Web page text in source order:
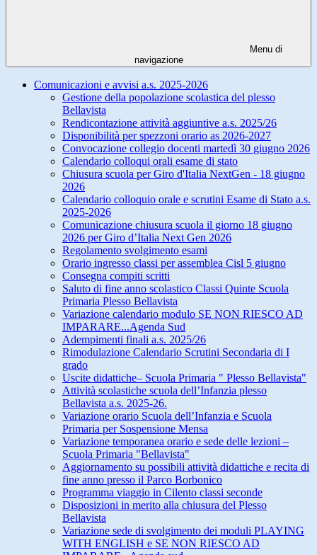
Menu di
navigazione
Comunicazioni e avvisi a.s. 2025-2026
Gestione della popolazione scolastica del plesso
Bellavista
Rendicontazione attività aggiuntive a.s. 2025/26
Disponibilità per spezzoni orario as 2026-2027
Convocazione collegio docenti martedì 30 giugno 2026
Calendario colloqui orali esame di stato
Chiusura scuola per Giro d'Italia NextGen - 18 giugno
2026
Calendario colloquio orale e scrutini Esame di Stato a.s.
2025-2026
Comunicazione chiusura scuola il giorno 18 giugno
2026 per Giro d’Italia Next Gen 2026
Regolamento svolgimento esami
Orario ingresso classi per assemblea Cisl 5 giugno
Consegna compiti scritti
Saluto di fine anno scolastico Classi Quinte Scuola
Primaria Plesso Bellavista
Variazione calendario modulo SE NON RIESCO AD
IMPARARE...Agenda Sud
Adempimenti finali a.s. 2025/26
Rimodulazione Calendario Scrutini Secondaria di I
grado
Uscite didattiche– Scuola Primaria " Plesso Bellavista"
Attività scolastiche scuola dell’Infanzia plesso
Bellavista a.s. 2025-26.
Variazione orario Scuola dell’Infanzia e Scuola
Primaria per Sospensione Mensa
Variazione temporanea orario e sede delle lezioni –
Scuola Primaria "Bellavista"
Aggiornamento su possibili attività didattiche e recita di
fine anno presso il Parco Borbonico
Programma viaggio in Cilento classi seconde
Disposizioni in merito alla chiusura del Plesso
Bellavista
Variazione sede di svolgimento dei moduli PLAYING
WITH ENGLISH e SE NON RIESCO AD